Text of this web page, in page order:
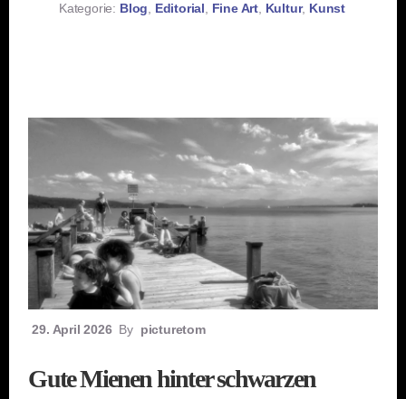
Kategorie: Blog, Editorial, Fine Art, Kultur, Kunst
29. April 2026 By picturetom
Gute Mienen hinter schwarzen